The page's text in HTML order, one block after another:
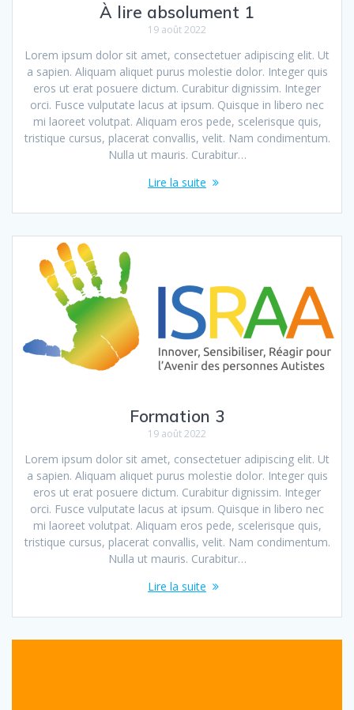
À lire absolument 1
19 août 2022
Lorem ipsum dolor sit amet, consectetuer adipiscing elit. Ut
a sapien. Aliquam aliquet purus molestie dolor. Integer quis
eros ut erat posuere dictum. Curabitur dignissim. Integer
orci. Fusce vulputate lacus at ipsum. Quisque in libero nec
mi laoreet volutpat. Aliquam eros pede, scelerisque quis,
tristique cursus, placerat convallis, velit. Nam condimentum.
Nulla ut mauris. Curabitur…
Lire la suite
Formation 3
19 août 2022
Lorem ipsum dolor sit amet, consectetuer adipiscing elit. Ut
a sapien. Aliquam aliquet purus molestie dolor. Integer quis
eros ut erat posuere dictum. Curabitur dignissim. Integer
orci. Fusce vulputate lacus at ipsum. Quisque in libero nec
mi laoreet volutpat. Aliquam eros pede, scelerisque quis,
tristique cursus, placerat convallis, velit. Nam condimentum.
Nulla ut mauris. Curabitur…
Lire la suite